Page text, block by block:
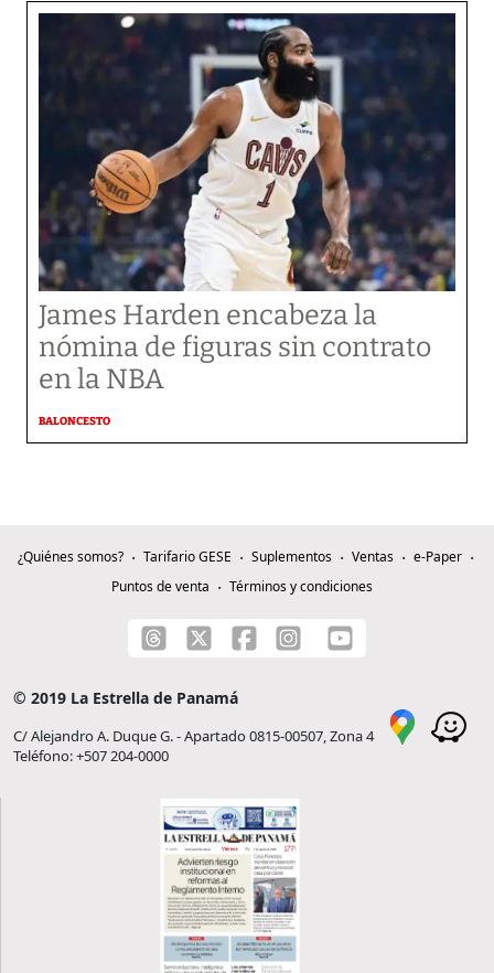
James Harden encabeza la
nómina de figuras sin contrato
en la NBA
BALONCESTO
¿Quiénes somos? Tarifario GESE Suplementos Ventas
e-Paper
Puntos de venta
Términos y condiciones
© 2019 La Estrella de Panamá
C/ Alejandro A. Duque G. - Apartado 0815-00507, Zona 4
Teléfono: +507 204-0000